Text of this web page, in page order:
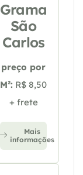
Grama
São
Carlos
preço por
M²: R$ 8,50
+ frete
Mais
informações